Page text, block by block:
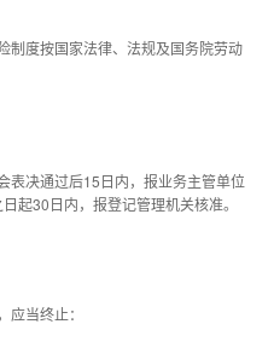
制度按国家法律、法规及国务院劳动
表决通过后15日内，报业务主管单位
起30日内，报登记管理机关核准。
当终止：